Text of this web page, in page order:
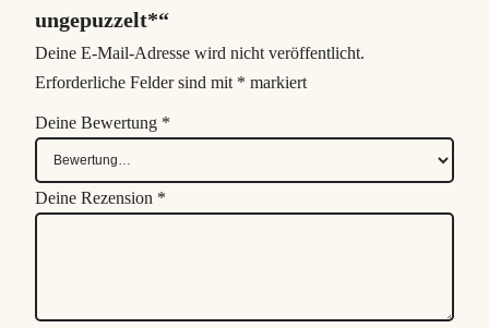
n
g
e
u
z
*
ungepuzzelt*“
Deine E-Mail-Adresse wird nicht veröffentlicht.
Erforderliche Felder sind mit * markiert
Deine Bewertung *
Deine Rezension *